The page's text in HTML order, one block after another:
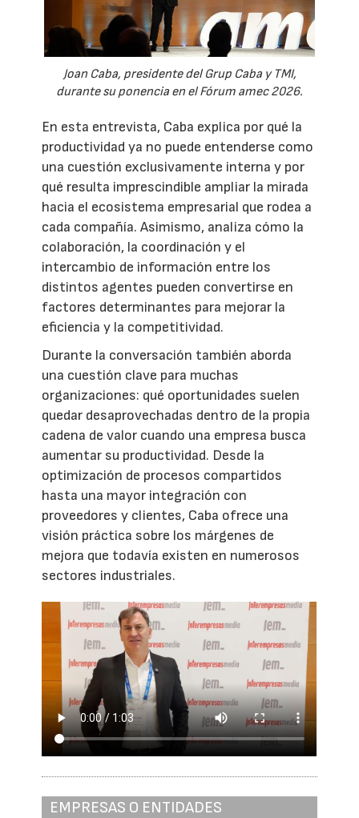
Joan Caba, presidente del Grup Caba y TMI,
durante su ponencia en el Fórum amec 2026.
En esta entrevista, Caba explica por qué la
productividad ya no puede entenderse como
una cuestión exclusivamente interna y por
qué resulta imprescindible ampliar la mirada
hacia el ecosistema empresarial que rodea a
cada compañía. Asimismo, analiza cómo la
colaboración, la coordinación y el
intercambio de información entre los
distintos agentes pueden convertirse en
factores determinantes para mejorar la
eficiencia y la competitividad.
Durante la conversación también aborda
una cuestión clave para muchas
organizaciones: qué oportunidades suelen
quedar desaprovechadas dentro de la propia
cadena de valor cuando una empresa busca
aumentar su productividad. Desde la
optimización de procesos compartidos
hasta una mayor integración con
proveedores y clientes, Caba ofrece una
visión práctica sobre los márgenes de
mejora que todavía existen en numerosos
sectores industriales.
EMPRESAS O ENTIDADES